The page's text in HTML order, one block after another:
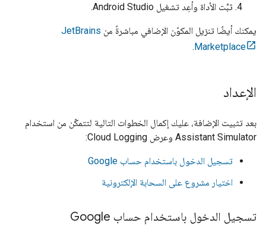
ثبِّت الأداة وأعِد تشغيل Android Studio
.
يمكنك أيضًا تنزيل المكوّن الإضافي مباشرةً من JetBrains
Marketplace
.
الإعداد
بعد تثبيت الإضافة، عليك إكمال الخطوات التالية لتتمكّن من استخدام
Assistant Simulator وعرض Cloud Logging:
تسجيل الدخول باستخدام حساب Google
اختيار مشروع على السحابة الإلكترونية
تسجيل الدخول باستخدام حساب Google